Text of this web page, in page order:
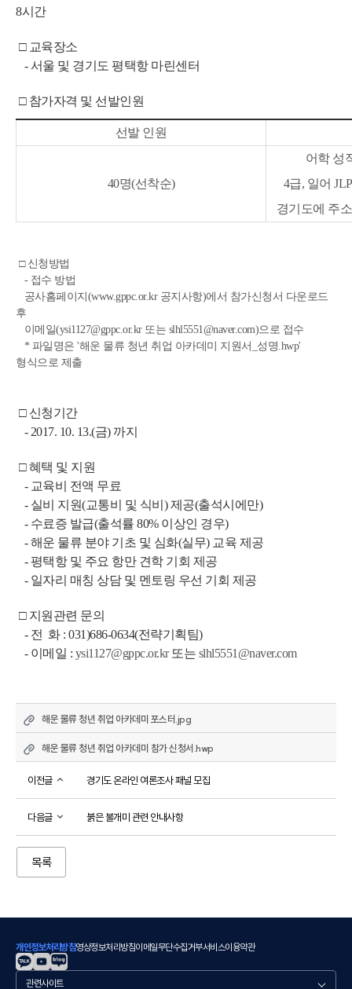
8시간
□ 교육장소
- 서울 및 경기도 평택항 마린센터
□ 참가자격 및 선발인원
선발 인원
40명(선착순)
어학 성
4급, 일어
경기도에 주
□ 신청방법
- 접수 방법
공사홈페이지(www.gppc.or.kr 공지사항)에서 참가신청서 다운로드
후
이메일(ysi1127@gppc.or.kr 또는 slhl5551@naver.com)으로 접수
* 파일명은 '해운 물류 청년 취업 아카데미 지원서_성명.hwp'
형식으로 제출
□ 신청기간
- 2017. 10. 13.(금) 까지
□ 혜택 및 지원
- 교육비 전액 무료
- 실비 지원(교통비 및 식비) 제공(출석시에만)
- 수료증 발급(출석률 80% 이상인 경우)
- 해운 물류 분야 기초 및 심화(실무) 교육 제공
- 평택항 및 주요 항만 견학 기회 제공
- 일자리 매칭 상담 및 멘토링 우선 기회 제공
□ 지원관련 문의
- 전  화 : 031)686-0634(전략기획팀)
- 이메일 : ysi1127@gppc.or.kr 또는 slhl5551@naver.com
해운 물류 청년 취업 아카데미 포스터.jpg
해운 물류 청년 취업 아카데미 참가 신청서.hwp
이전글 경기도 온라인 여론조사 패널 모집
다음글 붉은 불개미 관련 안내사항
목록
개인정보처리방침영상정보처리방침이메일무단수집거부서비스이용약관
관